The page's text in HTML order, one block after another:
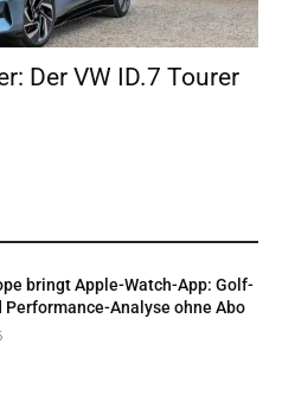
Der VW ID.7 Tourer
bringt Apple-Watch-App: Golf-
Performance-Analyse ohne Abo